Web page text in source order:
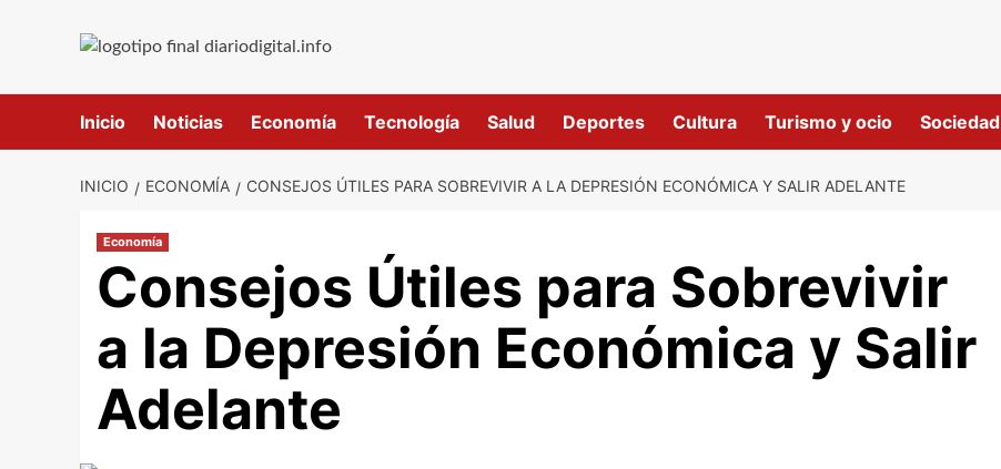
Inicio Noticias Economía Tecnología Salud Deportes Cultura Turismo y ocio Sociedad
INICIO ECONOMÍA CONSEJOS ÚTILES PARA SOBREVIVIR A LA DEPRESIÓN ECONÓMICA Y SALIR ADELANTE
Economía
Consejos Útiles para Sobrevivir
a la Depresión Económica y Salir
Adelante